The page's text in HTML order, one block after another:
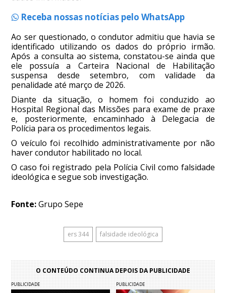
Receba nossas notícias pelo WhatsApp
Ao ser questionado, o condutor admitiu que havia se
identificado utilizando os dados do próprio irmão.
Após a consulta ao sistema, constatou-se ainda que
ele possuía a Carteira Nacional de Habilitação
suspensa desde setembro, com validade da
penalidade até março de 2026.
Diante da situação, o homem foi conduzido ao
Hospital Regional das Missões para exame de praxe
e, posteriormente, encaminhado à Delegacia de
Polícia para os procedimentos legais.
O veículo foi recolhido administrativamente por não
haver condutor habilitado no local.
O caso foi registrado pela Polícia Civil como falsidade
ideológica e segue sob investigação.
Fonte:Grupo Sepe
ers 344 falsidade ideológica
O CONTEÚDO CONTINUA DEPOIS DA PUBLICIDADE
PUBLICIDADE PUBLICIDADE